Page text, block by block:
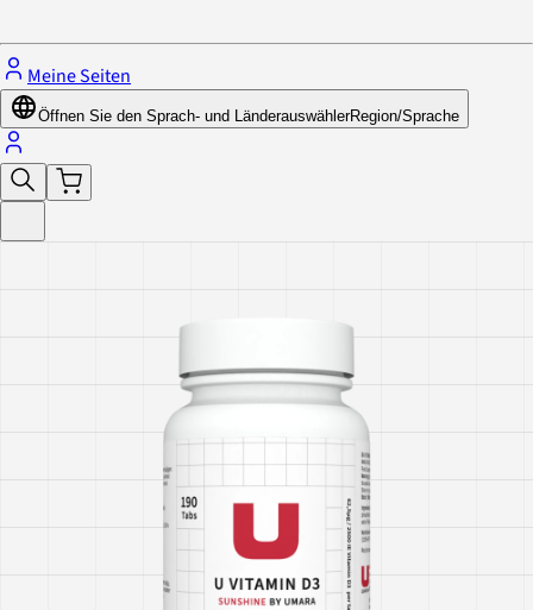
Meine Seiten
Öffnen Sie den Sprach- und LänderauswählerRegion/Sprache